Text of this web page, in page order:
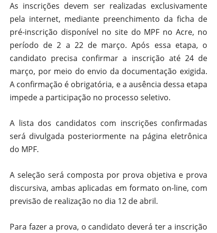
As inscrições devem ser realizadas exclusivamente
pela internet, mediante preenchimento da ficha de
pré-inscrição disponível no site do MPF no Acre, no
período de 2 a 22 de março. Após essa etapa, o
candidato precisa confirmar a inscrição até 24 de
março, por meio do envio da documentação exigida.
A confirmação é obrigatória, e a ausência dessa etapa
impede a participação no processo seletivo.
A lista dos candidatos com inscrições confirmadas
será divulgada posteriormente na página eletrônica
do MPF.
A seleção será composta por prova objetiva e prova
discursiva, ambas aplicadas em formato on-line, com
previsão de realização no dia 12 de abril.
Para fazer a prova, o candidato deverá ter a inscrição